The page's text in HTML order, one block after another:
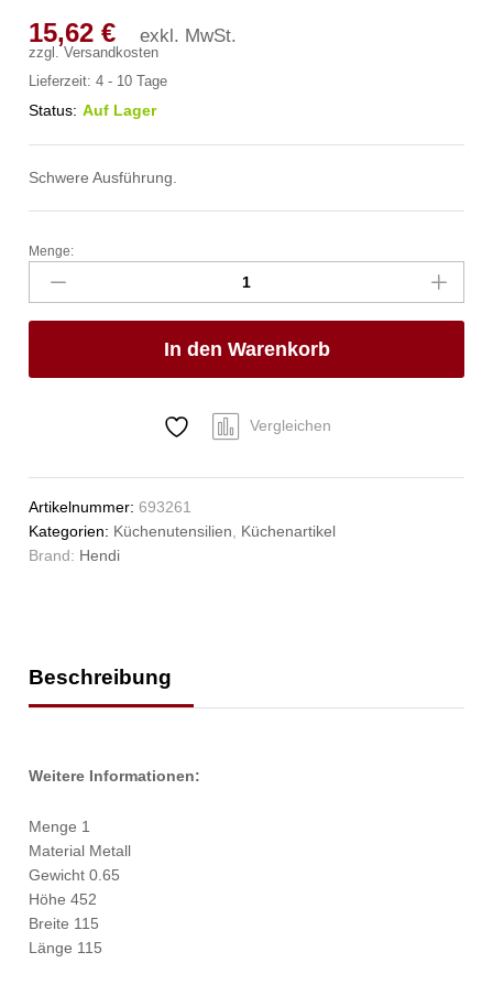
15,62€ exkl. MwSt.
zzgl.Versandkosten
Lieferzeit:4 - 10 Tage
Status: Auf Lager
Schwere Ausführung.
Kartoffelstampfer,
HENDI,
ø118x(H)455mm
Anzahl
Menge:
In den Warenkorb
Vergleichen
Artikelnummer:693261
Kategorien: Küchenutensilien
Küchenartikel
Brand: Hendi
Beschreibung
Weitere Informationen:
Menge 1
Material Metall
Gewicht 0.65
Höhe 452
Breite 115
Länge 115